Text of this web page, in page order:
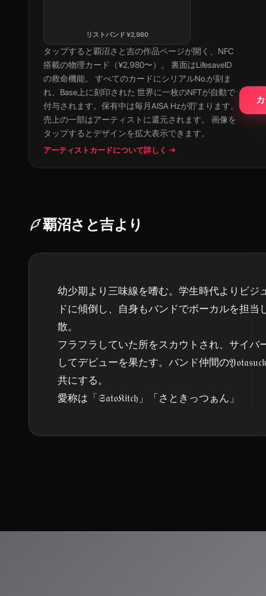
リストバンド ¥2,980
タップすると覇沼さと吉の作品ページが開く、NFC
搭載の物理カード（¥2,980〜）。 裏面はLifesaveID
の救命機能。 すべてのカードにシリアルNo.が刻ま
れ、Base上に刻印された 世界に一枚のNFTが自動で
付与されます。保有中は毎月AISA Hzが貯まります。
売上の一部はアーティストに還元されます。 画像を
タップするとデザインを拡大表示できます。
アーティストカードについて詳しく →
覇沼さと吉より
幼少期より三味線を嗜む。学生時代よりビジ
ドに傾倒し、自身もバンドでボーカルを担当
散。
フラフラしていた所をスカウトされ、サイバ
してデビューを果たす。バンド仲間の
共にする。
愛称は「𝔖𝔞𝔱𝔬𝔎𝔦𝔱𝔠𝔥」「さときっつぁん」